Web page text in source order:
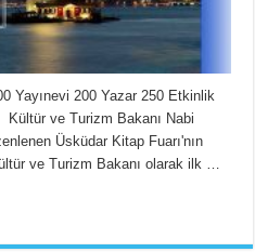
Yayınevi 200 Yazar 250 Etkinlik
ve Turizm Bakanı Nabi
Üsküdar Kitap Fuarı'nın
ve Turizm Bakanı olarak ilk …